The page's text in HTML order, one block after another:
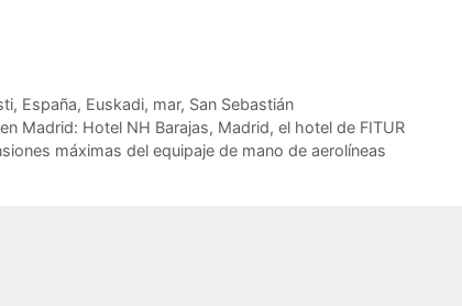
, España, Euskadi, mar, San Sebastián
Madrid: Hotel NH Barajas, Madrid, el hotel de FITUR
máximas del equipaje de mano de aerolíneas